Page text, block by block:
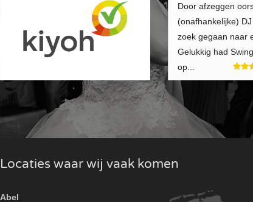
Door afzeggen
(onafhankelijke)
zoek gegaan naar
Gelukkig had
op...
Locaties waar wij vaak komen
Abel